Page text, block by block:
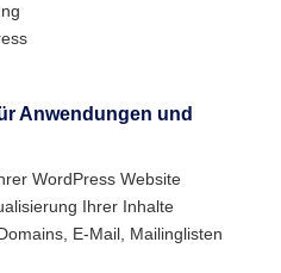
Anwendungen und
WordPress Website
Ihrer Inhalte
E-Mail, Mailinglisten